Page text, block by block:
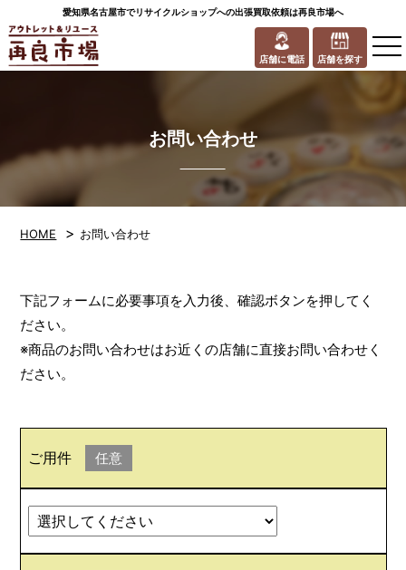
愛知県名古屋市でリサイクルショップへの出張買取依頼は再良市場へ
店舗に電話 店舗を探す
お問い合わせ
HOME > お問い合わせ
下記フォームに必要事項を入力後、確認ボタンを押してく
ださい。
※商品のお問い合わせはお近くの店舗に直接お問い合わせく
ださい。
ご用件 任意